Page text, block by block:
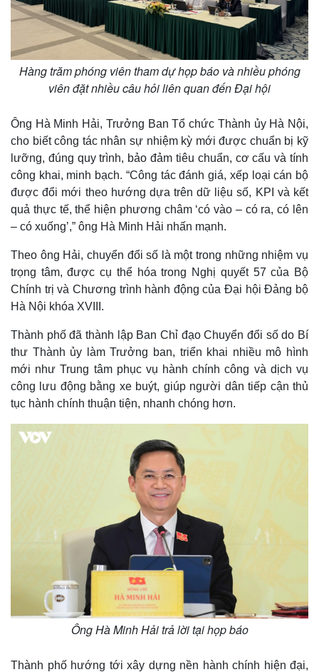
Cuộc sống đó đây
Hồ sơ
Multimedia
Video
Ảnh
E-Magazine
Infographic
Hàng trăm phóng viên tham dự họp báo và nhiều phóng
viên đặt nhiều câu hỏi liên quan đến Đại hội
Ông Hà Minh Hải, Trưởng Ban Tổ chức Thành ủy Hà Nội,
cho biết công tác nhân sự nhiệm kỳ mới được chuẩn bị kỹ
lưỡng, đúng quy trình, bảo đảm tiêu chuẩn, cơ cấu và tính
công khai, minh bạch. “Công tác đánh giá, xếp loại cán bộ
được đổi mới theo hướng dựa trên dữ liệu số, KPI và kết
quả thực tế, thể hiện phương châm ‘có vào – có ra, có lên
– có xuống’,” ông Hà Minh Hải nhấn mạnh.
Theo ông Hải, chuyển đổi số là một trong những nhiệm vụ
trọng tâm, được cụ thể hóa trong Nghị quyết 57 của Bộ
Chính trị và Chương trình hành động của Đại hội Đảng bộ
Hà Nội khóa XVIII.
Thành phố đã thành lập Ban Chỉ đạo Chuyển đổi số do Bí
thư Thành ủy làm Trưởng ban, triển khai nhiều mô hình
mới như Trung tâm phục vụ hành chính công và dịch vụ
công lưu động bằng xe buýt, giúp người dân tiếp cận thủ
tục hành chính thuận tiện, nhanh chóng hơn.
Ông Hà Minh Hải trả lời tại họp báo
Thành phố hướng tới xây dựng nền hành chính hiện đại,